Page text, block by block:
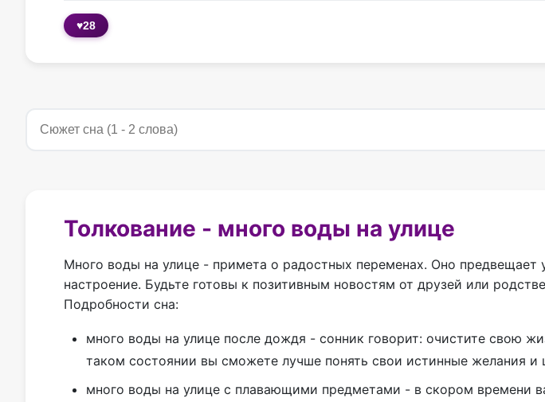
♥28
Толкование - много воды на улице
Много воды на улице - примета о радостных переменах. Оно
настроение. Будьте готовы к позитивным новостям от друзей или
Подробности сна:
много воды на улице после дождя - сонник говорит: очистите свою
таком состоянии вы сможете лучше понять свои истинные желания и
много воды на улице с плавающими предметами - в скором времени